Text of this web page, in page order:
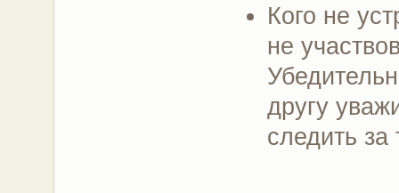
Кого не
не
другу
следить за